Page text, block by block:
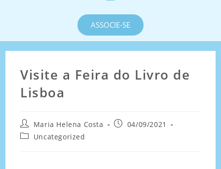
ASSOCIE-SE
Visite a Feira do Livro de
Lisboa
Maria Helena Costa
04/09/2021
Uncategorized